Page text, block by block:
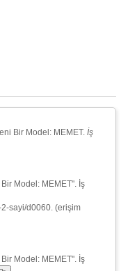
Bir Model: MEMET. İş
Model: MEMET". İş
sayi/d0060. (erişim
Model: MEMET". İş